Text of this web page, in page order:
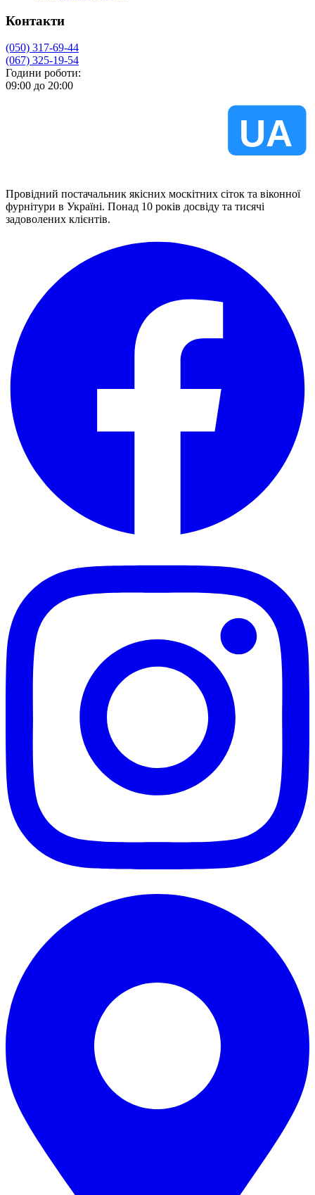
Контакти
(050) 317-69-44
(067) 325-19-54
Години роботи:
09:00 до 20:00
UA
Провідний постачальник якісних москітних сіток та віконної
фурнітури в Україні. Понад 10 років досвіду та тисячі
задоволених клієнтів.